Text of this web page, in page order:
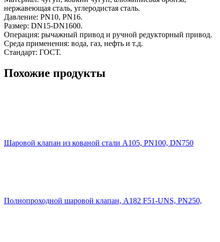
нержавеющая сталь, углеродистая сталь.
Давление: PN10, PN16.
Размер: DN15-DN1600.
Операция: рычажный привод и ручной редукторный привод.
Среда применения: вода, газ, нефть и т.д.
Стандарт: ГОСТ.
Похожие продукты
Шаровой клапан из кованой стали A105, PN100, DN750
Полнопроходной шаровой клапан, A182 F51-UNS, PN250,